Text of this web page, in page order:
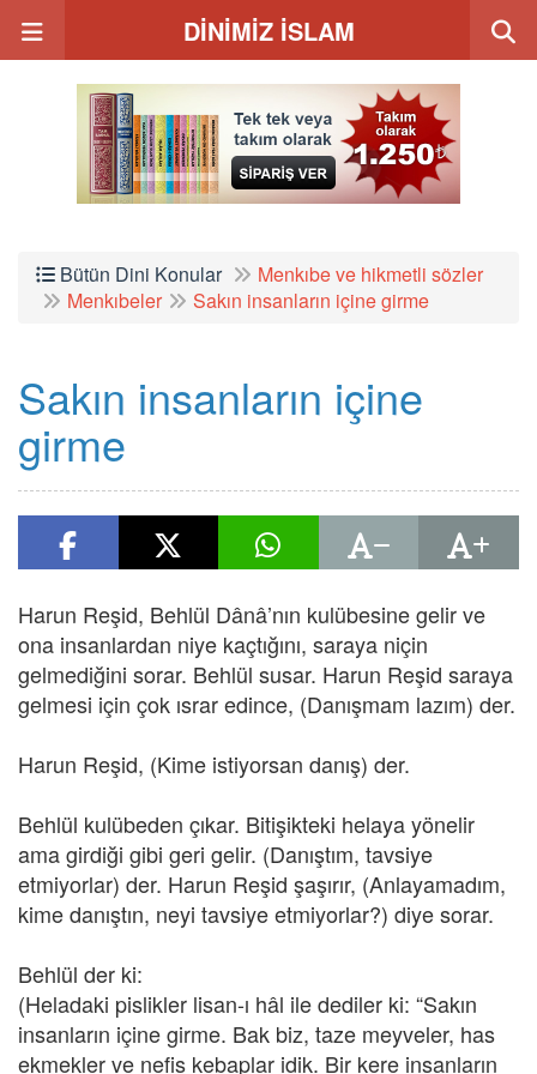
DİNİMİZ İSLAM
Bütün Dini Konular
Menkıbe ve hikmetli sözler
Menkıbeler
Sakın insanların içine girme
Sakın insanların içine
girme
Harun Reşid, Behlül Dânâ’nın kulübesine gelir ve
ona insanlardan niye kaçtığını, saraya niçin
gelmediğini sorar. Behlül susar. Harun Reşid saraya
gelmesi için çok ısrar edince, (Danışmam lazım) der.
Harun Reşid, (Kime istiyorsan danış) der.
Behlül kulübeden çıkar. Bitişikteki helaya yönelir
ama girdiği gibi geri gelir. (Danıştım, tavsiye
etmiyorlar) der. Harun Reşid şaşırır, (Anlayamadım,
kime danıştın, neyi tavsiye etmiyorlar?) diye sorar.
Behlül der ki:
(Heladaki pislikler lisan-ı hâl ile dediler ki: “Sakın
insanların içine girme. Bak biz, taze meyveler, has
ekmekler ve nefis kebaplar idik. Bir kere insanların